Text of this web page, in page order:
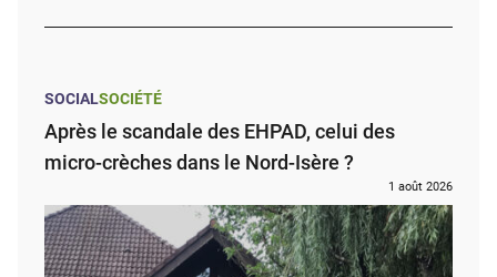
SOCIALSOCIÉTÉ
Après le scandale des EHPAD, celui des
micro-crèches dans le Nord-Isère ?
1 août 2026